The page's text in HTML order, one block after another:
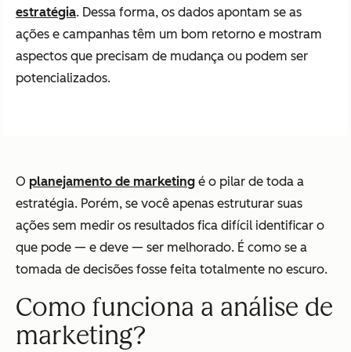
estratégia. Dessa forma, os dados apontam se as
ações e campanhas têm um bom retorno e mostram
aspectos que precisam de mudança ou podem ser
potencializados.
O planejamento de marketing é o pilar de toda a
estratégia. Porém, se você apenas estruturar suas
ações sem medir os resultados fica difícil identificar o
que pode — e deve — ser melhorado. É como se a
tomada de decisões fosse feita totalmente no escuro.
Como funciona a análise de
marketing?